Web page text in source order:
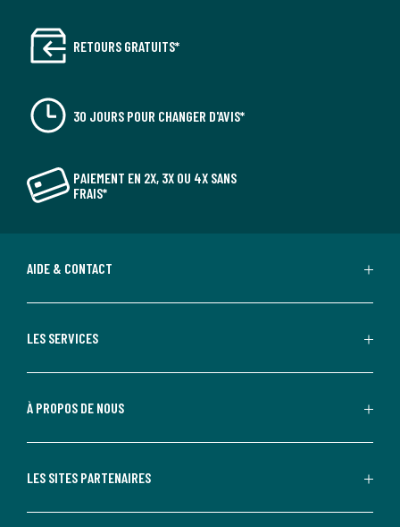
RETOURS GRATUITS*
30 JOURS POUR CHANGER D'AVIS*
PAIEMENT EN 2X, 3X OU 4X SANS
FRAIS*
AIDE & CONTACT
LES SERVICES
À PROPOS DE NOUS
LES SITES PARTENAIRES